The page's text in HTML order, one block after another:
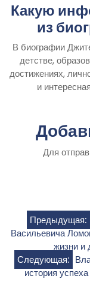
Какую
из
В биографии
детстве,
достижениях,
и
Для
по
записям
Предыдущая:
Васильевича
жизни и
Следующая:
история